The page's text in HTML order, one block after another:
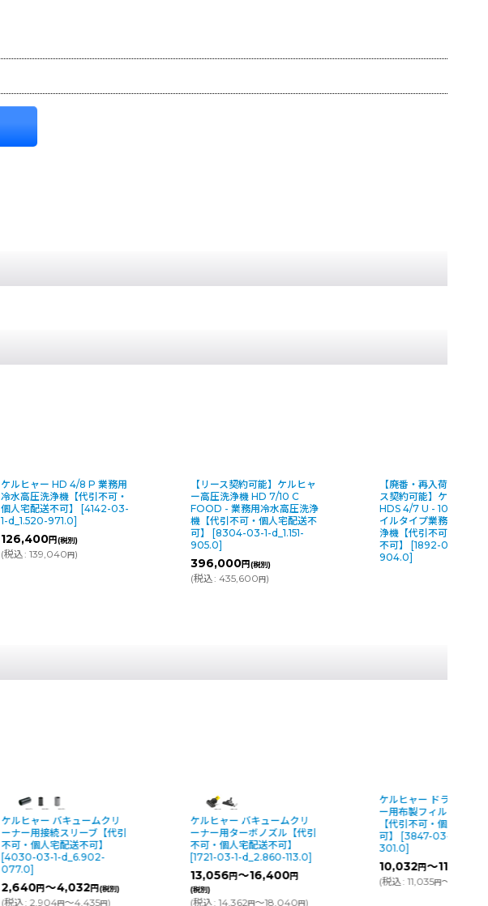
ケルヒャー HD 4/8 P 業務用
冷水高圧洗浄機【代引不可・
個人宅配送不可】
[4142-03-
1-d_1.520-971.0]
126,400円(税別)
(税込: 139,040円)
【リース契約可能】ケルヒャ
ー高圧洗浄機 HD 7/10 C
FOOD - 業務用冷水高圧洗浄
機【代引不可・個人宅配送不
可】
[8304-03-1-d_1.151-
905.0]
396,000円(税別)
(税込: 435,600円)
【廃番・再入荷なし】
ス契約可能】ケルヒャー
HDS 4/7 U - 100V縦型
イルタイプ業務用温水
浄機【代引不可・個人
不可】
[1892-03-1-
904.0]
ケルヒャー バキュームクリ
ーナー用接続スリーブ【代引
不可・個人宅配送不可】
[4030-03-1-d_6.902-
077.0]
2,640 円～4,032円(税別)
(税込: 2,904円～4,435円)
ケルヒャー バキュームクリ
ーナー用ターボノズル【代引
不可・個人宅配送不可】
[1721-03-1-d_2.860-113.0]
13,056円～16,400円
(税別)
(税込: 14,362円～18,040円)
ケルヒャー ドライクリ
ー用布製フィルターバ
【代引不可・個人宅配
可】
[3847-03-1-
301.0]
10,032円～11,136
(税込: 11,035円～12,250